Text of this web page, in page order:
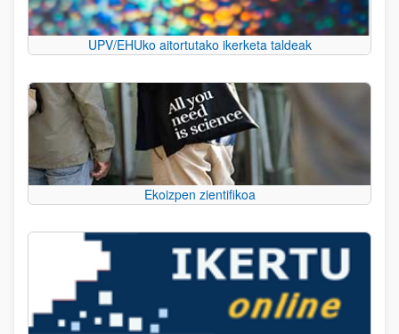
UPV/EHUko aitortutako ikerketa taldeak
Ekoizpen zientifikoa